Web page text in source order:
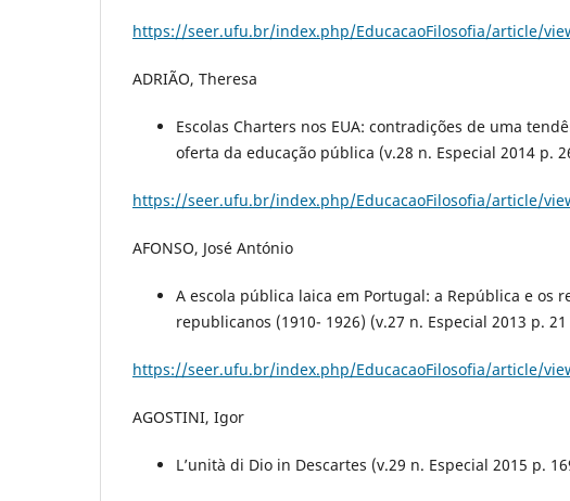
https://seer.ufu.br/index.php/EducacaoFilosofia/article/
ADRIÃO, Theresa
Escolas Charters nos EUA: contradições de uma
oferta da educação pública (v.28 n. Especial 2014 p.
https://seer.ufu.br/index.php/EducacaoFilosofia/article/
AFONSO, José António
A escola pública laica em Portugal: a República e
republicanos (1910- 1926) (v.27 n. Especial 2013 p. 21
https://seer.ufu.br/index.php/EducacaoFilosofia/article/
AGOSTINI, Igor
L’unità di Dio in Descartes (v.29 n. Especial 2015 p.